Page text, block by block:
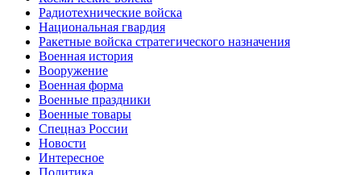
Радиотехнические войска
Национальная гвардия
Ракетные войска стратегического назначения
Военная история
Вооружение
Военная форма
Военные праздники
Военные товары
Спецназ России
Новости
Интересное
Политика